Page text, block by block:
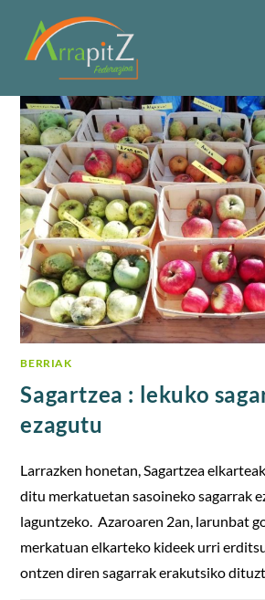
BERRIAK
Sagartzea : lekuko
ezagutu
Larrazken honetan, Sagartzea
ditu merkatuetan sasoineko sagarrak
laguntzeko. Azaroaren 2an, larunbat
merkatuan elkarteko kideek urri
ontzen diren sagarrak erakutsiko